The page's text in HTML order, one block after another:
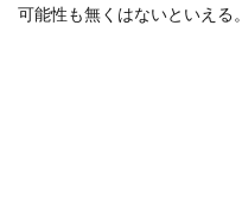
可能性も無くはないといえる。